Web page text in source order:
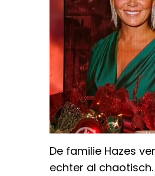
De familie Hazes
echter al chaotisch.